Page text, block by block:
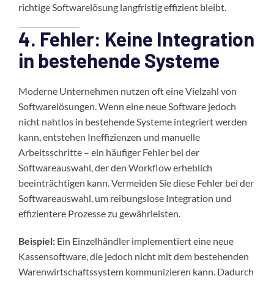
richtige Softwarelösung langfristig effizient bleibt.
4. Fehler: Keine Integration
in bestehende Systeme
Moderne Unternehmen nutzen oft eine Vielzahl von
Softwarelösungen. Wenn eine neue Software jedoch
nicht nahtlos in bestehende Systeme integriert werden
kann, entstehen Ineffizienzen und manuelle
Arbeitsschritte – ein häufiger Fehler bei der
Softwareauswahl, der den Workflow erheblich
beeinträchtigen kann. Vermeiden Sie diese Fehler bei der
Softwareauswahl, um reibungslose Integration und
effizientere Prozesse zu gewährleisten.
Beispiel: Ein Einzelhändler implementiert eine neue
Kassensoftware, die jedoch nicht mit dem bestehenden
Warenwirtschaftssystem kommunizieren kann. Dadurch